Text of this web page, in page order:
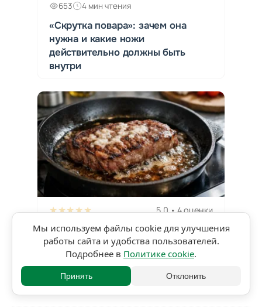
653 4 мин чтения
«Скрутка повара»: зачем она
нужна и какие ножи
действительно должны быть
внутри
★★★★★ 5,0 • 4 оценки
3 мин чтения
Отсечение в кулинарии. Что это
такое и как его избежать
Мы используем файлы cookie для улучшения
работы сайта и удобства пользователей.
Подробнее в Политике cookie.
Принять Отклонить